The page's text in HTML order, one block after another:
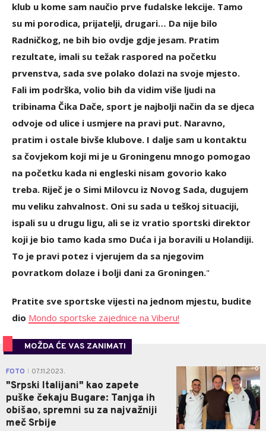
klub u kome sam naučio prve fudalske lekcije. Tamo
su mi porodica, prijatelji, drugari… Da nije bilo
Radničkog, ne bih bio ovdje gdje jesam. Pratim
rezultate, imali su težak raspored na početku
prvenstva, sada sve polako dolazi na svoje mjesto.
Fali im podrška, volio bih da vidim više ljudi na
tribinama Čika Dače, sport je najbolji način da se djeca
odvoje od ulice i usmjere na pravi put. Naravno,
pratim i ostale bivše klubove. I dalje sam u kontaktu
sa čovjekom koji mi je u Groningenu mnogo pomogao
na početku kada ni engleski nisam govorio kako
treba. Riječ je o Simi Milovcu iz Novog Sada, dugujem
mu veliku zahvalnost. Oni su sada u teškoj situaciji,
ispali su u drugu ligu, ali se iz vratio sportski direktor
koji je bio tamo kada smo Duća i ja boravili u Holandiji.
To je pravi potez i vjerujem da sa njegovim
povratkom dolaze i bolji dani za Groningen."
Pratite sve sportske vijesti na jednom mjestu, budite
dio Mondo sportske zajednice na Viberu!
MOŽDA ĆE VAS ZANIMATI
FOTO 07.11.2023.
"Srpski Italijani" kao zapete
puške čekaju Bugare: Tanjga ih
obišao, spremni su za najvažniji
meč Srbije
0